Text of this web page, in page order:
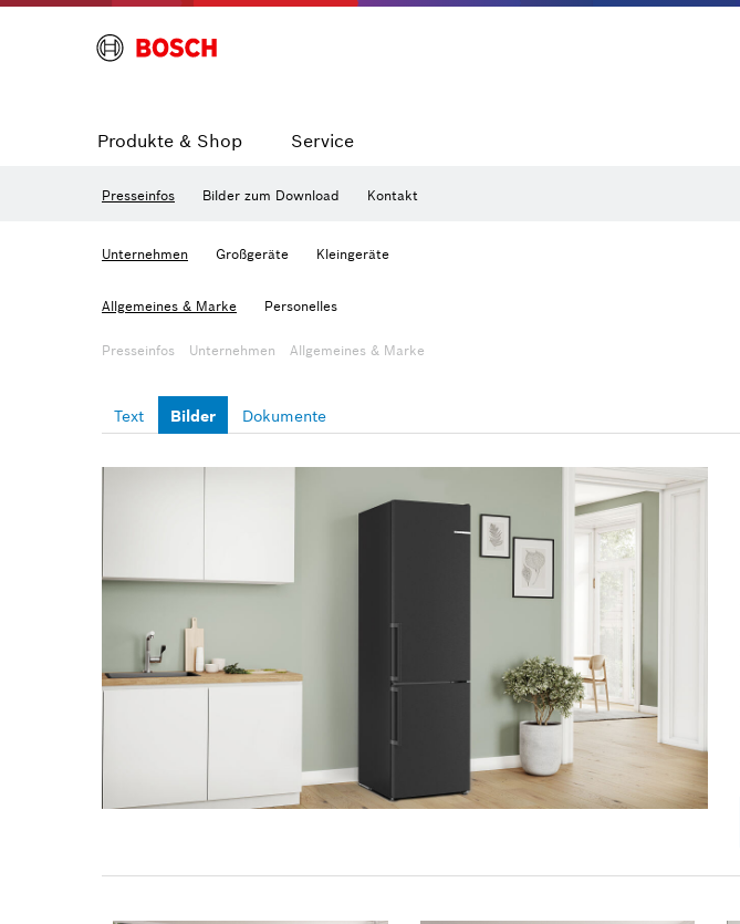
Produkte & Shop Service
Presseinfos
Unternehmen
Allgemeines & Marke Personelles
Großgeräte Kleingeräte
Bilder zum Download Kontakt
Presseinfos Unternehmen Allgemeines & Marke
Text Bilder Dokumente